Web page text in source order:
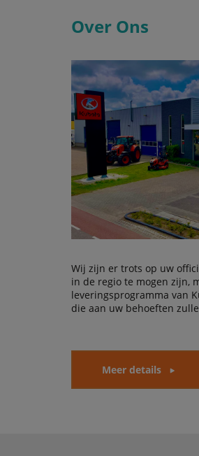
Over Ons
Wij zijn er trots op uw
in de regio te mogen zijn,
leveringsprogramma van
die aan uw behoeften
Meer details